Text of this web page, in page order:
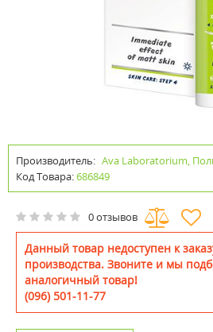
Производитель: Ava Laboratorium,
Код Товара:686849
0 отзывов
Данный товар недоступен к
производства. Звоните и мы
аналогичный товар!
(096) 501-11-77